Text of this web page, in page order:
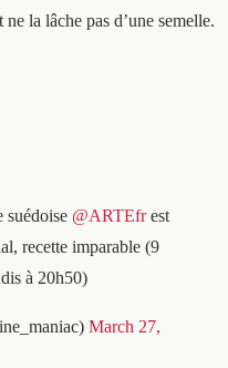
la lâche pas d’une semelle.
suédoise @ARTEfrest
recette imparable (9
à 20h50)
March 27,